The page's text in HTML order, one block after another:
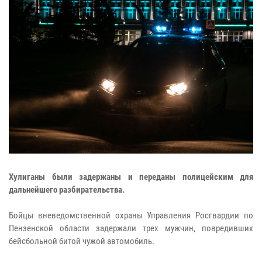
Хулиганы были задержаны и переданы полицейским для
дальнейшего разбирательства.
Бойцы вневедомственной охраны Управления Росгвардии по
Пензенской области задержали трех мужчин, повредивших
бейсбольной битой чужой автомобиль.